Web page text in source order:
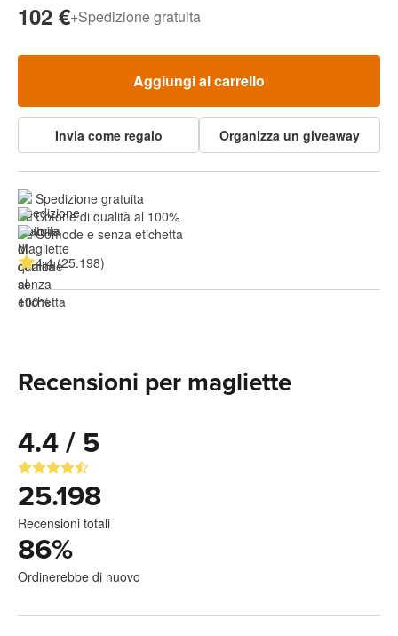
102 €+Spedizione gratuita
Aggiungi al carrello
Invia come regalo Organizza un giveaway
Spedizione gratuita
Cotone di qualità al 100%
Comode e senza etichetta
4.4 (25.198)
Recensioni per magliette
4.4 / 5
25.198
Recensioni totali
86%
Ordinerebbe di nuovo